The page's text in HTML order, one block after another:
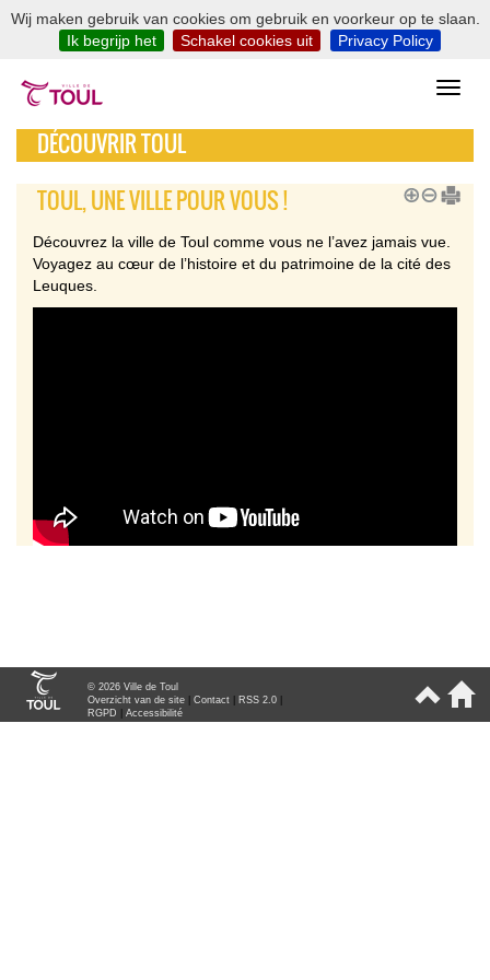
Wij maken gebruik van cookies om gebruik en voorkeur op te slaan.
Ik begrijp het
Schakel cookies uit Privacy Policy
DÉCOUVRIR TOUL
TOUL, UNE VILLE POUR VOUS !
Découvrez la ville de Toul comme vous ne l’avez jamais vue.
Voyagez au cœur de l’histoire et du patrimoine de la cité des
Leuques.
© 2026 Ville de Toul
Overzicht van de site
Contact RSS 2.0
RGPD
Accessibilité